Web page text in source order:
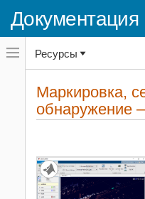
Документация
Переключатель
навигационного
меню
переключатель
навигационного
Приложения
Lidar Toolbox
Предварительная обработка
Маркировка, сегментация и
обнаружение
Ресурсы
Маркировка,
обнаружение